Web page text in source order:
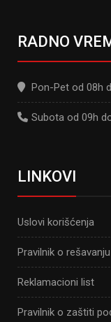
RADNO
Pon-Pet od 08h
Subota od 09h
LINKOVI
Uslovi korišćenja
Pravilnik o
Reklamacioni list
Pravilnik o zaštiti